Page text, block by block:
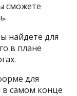
сможете
найдете для
в плане
для
в самом конце